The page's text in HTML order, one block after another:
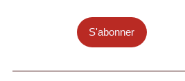
S'abonner